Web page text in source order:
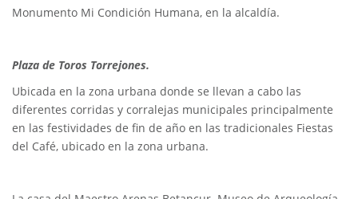
Monumento Mi Condición Humana, en la alcaldía.
Plaza de Toros Torrejones.
Ubicada en la zona urbana donde se llevan a cabo las
diferentes corridas y corralejas municipales principalmente
en las festividades de fin de año en las tradicionales Fiestas
del Café, ubicado en la zona urbana.